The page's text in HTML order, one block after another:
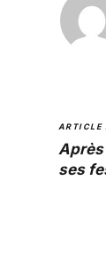
ARTICLE
ses